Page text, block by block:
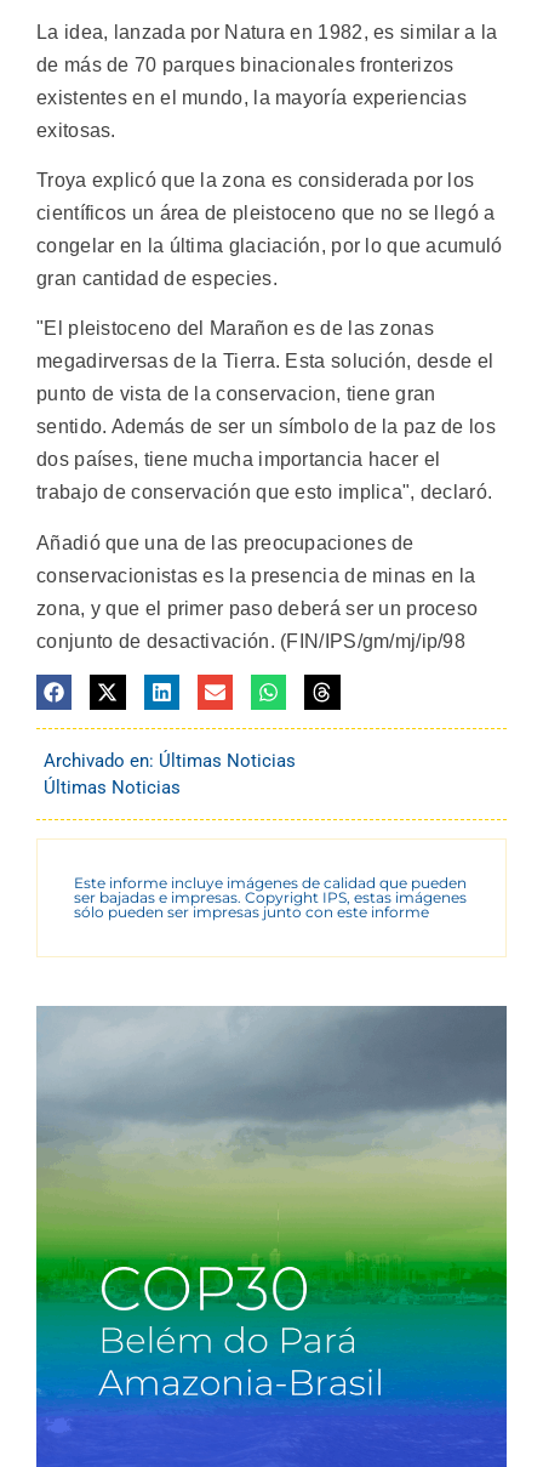
La idea, lanzada por Natura en 1982, es similar a la
de más de 70 parques binacionales fronterizos
existentes en el mundo, la mayoría experiencias
exitosas.
Troya explicó que la zona es considerada por los
científicos un área de pleistoceno que no se llegó a
congelar en la última glaciación, por lo que acumuló
gran cantidad de especies.
"El pleistoceno del Marañon es de las zonas
megadirversas de la Tierra. Esta solución, desde el
punto de vista de la conservacion, tiene gran
sentido. Además de ser un símbolo de la paz de los
dos países, tiene mucha importancia hacer el
trabajo de conservación que esto implica", declaró.
Añadió que una de las preocupaciones de
conservacionistas es la presencia de minas en la
zona, y que el primer paso deberá ser un proceso
conjunto de desactivación. (FIN/IPS/gm/mj/ip/98
Archivado en: Últimas Noticias
Últimas Noticias
Este informe incluye imágenes de calidad que pueden
ser bajadas e impresas. Copyright IPS, estas imágenes
sólo pueden ser impresas junto con este informe